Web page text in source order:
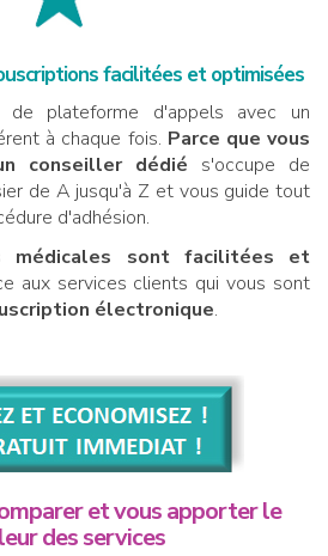
facilitées et optimisées
de plateforme d'appels avec un
à chaque fois. Parce que vous
conseiller dédié s'occupe de
de A jusqu'à Z et vous guide tout
d'adhésion.
médicales sont facilitées et
aux services clients qui vous sont
électronique.
et vous apporter le
des services